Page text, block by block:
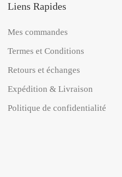
Liens Rapides
Mes commandes
Termes et Conditions
Retours et échanges
Expédition & Livraison
Politique de confidentialité